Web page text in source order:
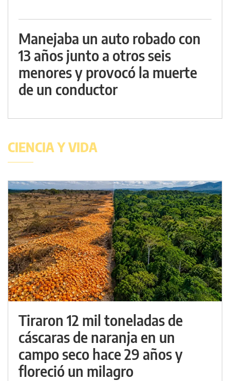
Manejaba un auto robado con
13 años junto a otros seis
menores y provocó la muerte
de un conductor
CIENCIA Y VIDA
Tiraron 12 mil toneladas de
cáscaras de naranja en un
campo seco hace 29 años y
floreció un milagro